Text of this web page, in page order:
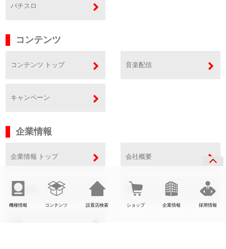
機種情報 コンテンツ 設置店検索 ショップ 企業情報 採用情報
パチスロ
コンテンツ
コンテンツ トップ 音楽配信
キャンペーン
企業情報
企業情報 トップ 会社概要
事業内容 SDGs